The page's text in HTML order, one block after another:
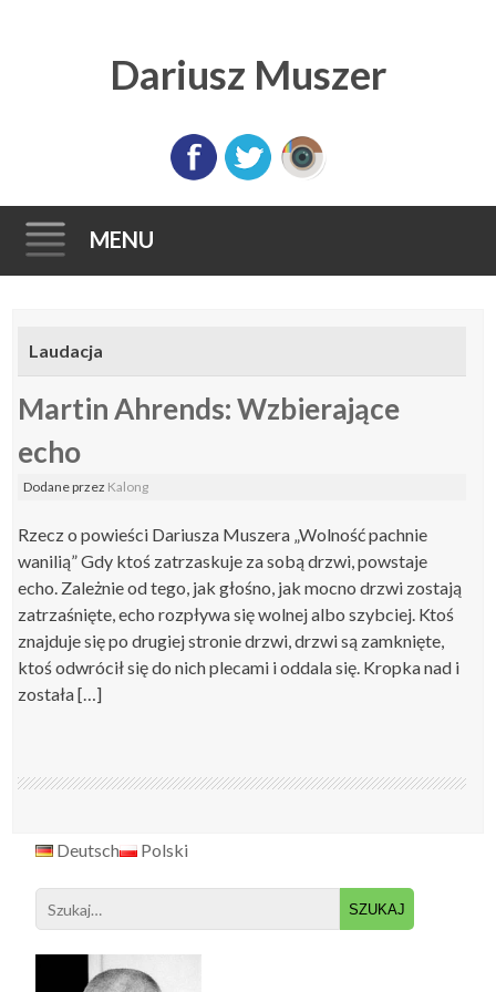
Dariusz Muszer
MENU
content
Laudacja
Martin Ahrends: Wzbierające
echo
Dodaneprzez Kalong
Rzecz o powieści Dariusza Muszera „Wolność pachnie
wanilią” Gdy ktoś zatrzaskuje za sobą drzwi, powstaje
echo. Zależnie od tego, jak głośno, jak mocno drzwi zostają
zatrzaśnięte, echo rozpływa się wolnej albo szybciej. Ktoś
znajduje się po drugiej stronie drzwi, drzwi są zamknięte,
ktoś odwrócił się do nich plecami i oddala się. Kropka nad i
została […]
Deutsch Polski
Search
for: